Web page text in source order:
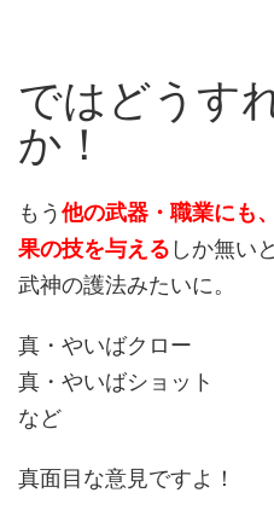
ではどうす
か！
もう他の武器・職業にも
果の技を与える しか無い
武神の護法みたいに。
真・やいばクロー
真・やいばショット
など
真面目な意見ですよ！